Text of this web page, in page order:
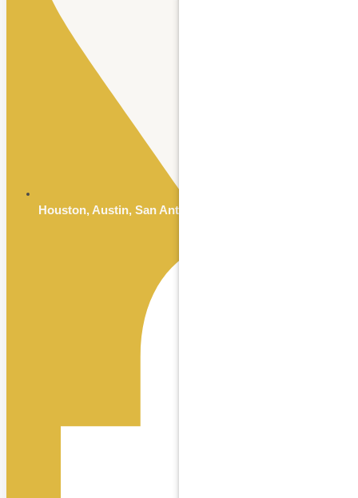
Houston, Austin, San Antonio & Dallas, TX